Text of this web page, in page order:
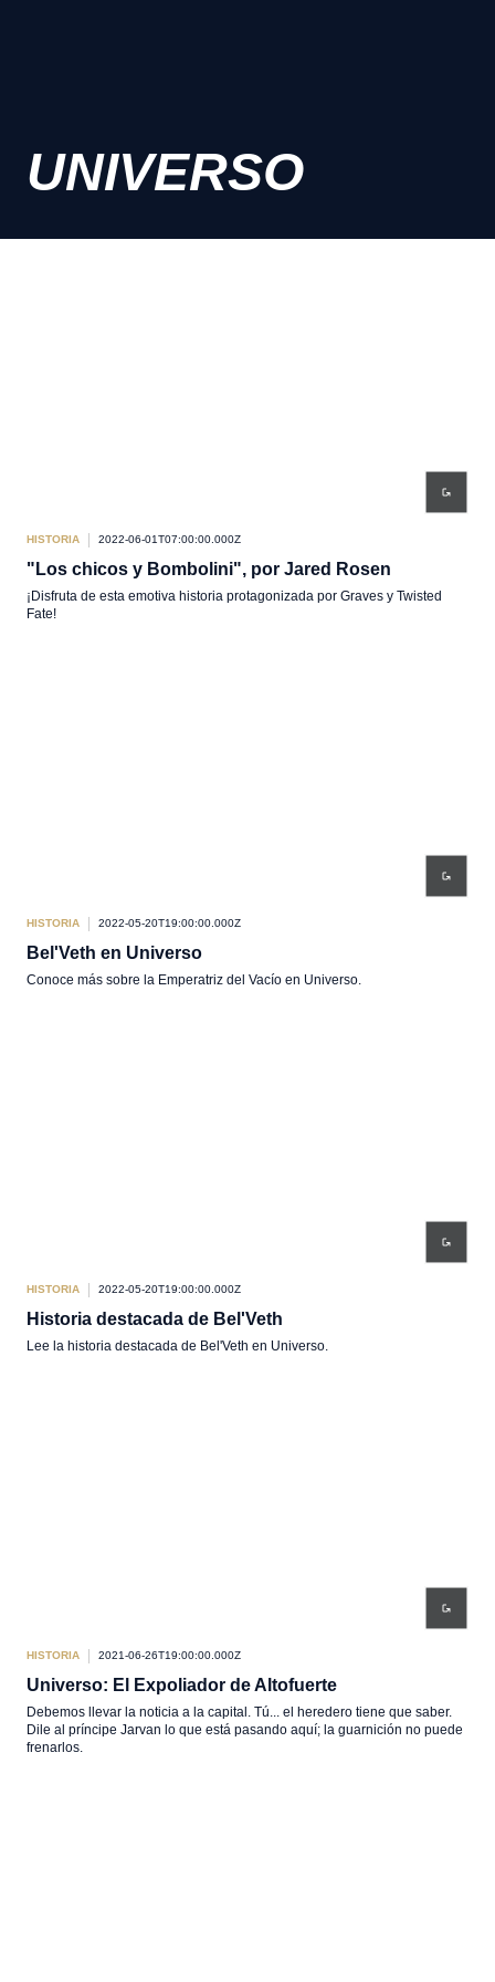
UNIVERSO
HISTORIA 2022-06-01T07:00:00.000Z
"Los chicos y Bombolini", por Jared Rosen
¡Disfruta de esta emotiva historia protagonizada por Graves y Twisted
Fate!
HISTORIA 2022-05-20T19:00:00.000Z
Bel'Veth en Universo
Conoce más sobre la Emperatriz del Vacío en Universo.
HISTORIA 2022-05-20T19:00:00.000Z
Historia destacada de Bel'Veth
Lee la historia destacada de Bel'Veth en Universo.
HISTORIA 2021-06-26T19:00:00.000Z
Universo: El Expoliador de Altofuerte
Debemos llevar la noticia a la capital. Tú... el heredero tiene que saber.
Dile al príncipe Jarvan lo que está pasando aquí; la guarnición no puede
frenarlos.